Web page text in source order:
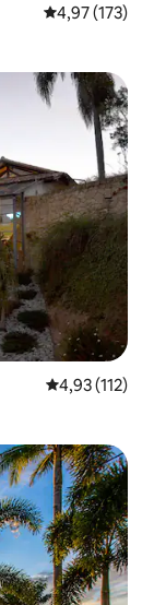
4,97 de uma
4,97 (173)
4,93 de uma
4,93 (112)